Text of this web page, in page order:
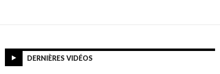
DERNIÈRES VIDÉOS